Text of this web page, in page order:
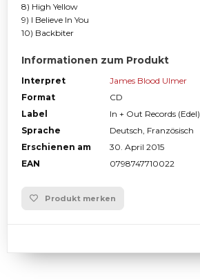
8) High Yellow
9) I Believe In You
10) Backbiter
Informationen zum Produkt
Interpret
James Blood Ulmer
Format
CD
Label
In + Out Records (Edel)
Sprache
Deutsch, Französisch
Erschienen am
30. April 2015
EAN
0798747710022
Produkt merken